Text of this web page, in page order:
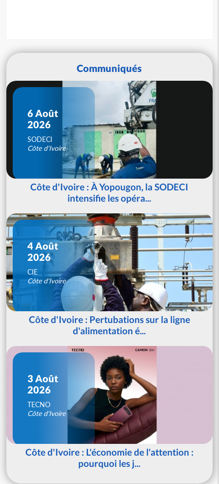
Communiqués
6 Août
2026
SODECI
Côte d'Ivoire
Côte d'Ivoire : À Yopougon, la SODECI
intensifie les opéra...
4 Août
2026
CIE
Côte d'Ivoire
Côte d'Ivoire : Pertubations sur la ligne
d'alimentation é...
3 Août
2026
TECNO
Côte d'Ivoire
Côte d'Ivoire : L'économie de l'attention :
pourquoi les j...